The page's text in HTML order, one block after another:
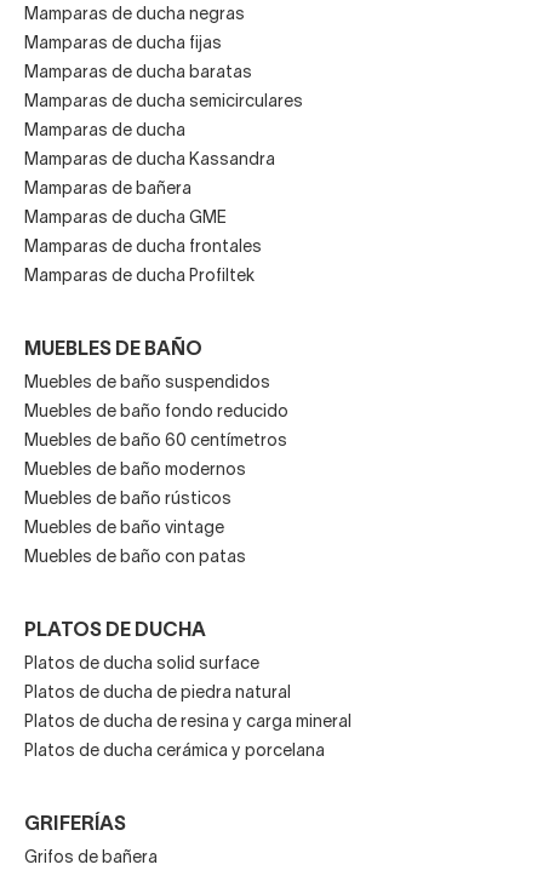
Mamparas de ducha negras
Mamparas de ducha fijas
Mamparas de ducha baratas
Mamparas de ducha semicirculares
Mamparas de ducha
Mamparas de ducha Kassandra
Mamparas de bañera
Mamparas de ducha GME
Mamparas de ducha frontales
Mamparas de ducha Profiltek
MUEBLES DE BAÑO
Muebles de baño suspendidos
Muebles de baño fondo reducido
Muebles de baño 60 centímetros
Muebles de baño modernos
Muebles de baño rústicos
Muebles de baño vintage
Muebles de baño con patas
PLATOS DE DUCHA
Platos de ducha solid surface
Platos de ducha de piedra natural
Platos de ducha de resina y carga mineral
Platos de ducha cerámica y porcelana
GRIFERÍAS
Grifos de bañera